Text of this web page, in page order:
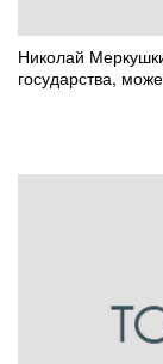
Николай
государства,